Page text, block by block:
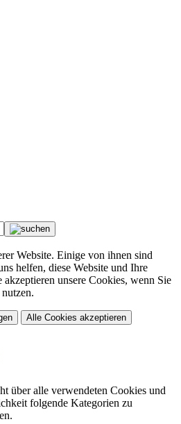
Website. Einige von ihnen sind
helfen, diese Website und Ihre
unsere Cookies, wenn Sie
Alle Cookies akzeptieren
über alle verwendeten Cookies und
folgende Kategorien zu